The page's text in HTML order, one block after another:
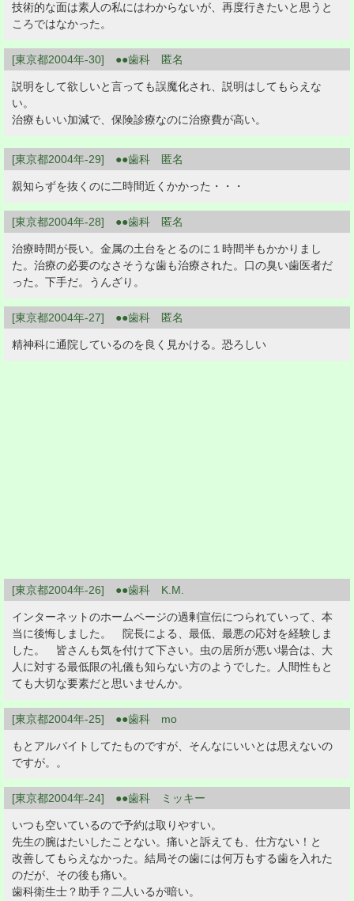
技術的な面は素人の私にはわからないが、再度行きたいと思うと
ころではなかった。
[東京都2004年-30] ●●歯科 匿名
説明をして欲しいと言っても誤魔化され、説明はしてもらえな
い。
治療もいい加減で、保険診療なのに治療費が高い。
[東京都2004年-29] ●●歯科 匿名
親知らずを抜くのに二時間近くかかった・・・
[東京都2004年-28] ●●歯科 匿名
治療時間が長い。金属の土台をとるのに１時間半もかかりまし
た。治療の必要のなさそうな歯も治療された。口の臭い歯医者だ
った。下手だ。うんざり。
[東京都2004年-27] ●●歯科 匿名
精神科に通院しているのを良く見かける。恐ろしい
[東京都2004年-26] ●●歯科 K.M.
インターネットのホームページの過剰宣伝につられていって、本
当に後悔しました。 院長による、最低、最悪の応対を経験しま
した。 皆さんも気を付けて下さい。虫の居所が悪い場合は、大
人に対する最低限の礼儀も知らない方のようでした。人間性もと
ても大切な要素だと思いませんか。
[東京都2004年-25] ●●歯科 mo
もとアルバイトしてたものですが、そんなにいいとは思えないの
ですが。。
[東京都2004年-24] ●●歯科 ミッキー
いつも空いているので予約は取りやすい。
先生の腕はたいしたことない。痛いと訴えても、仕方ない！と
改善してもらえなかった。結局その歯には何万もする歯を入れた
のだが、その後も痛い。
歯科衛生士？助手？二人いるが暗い。